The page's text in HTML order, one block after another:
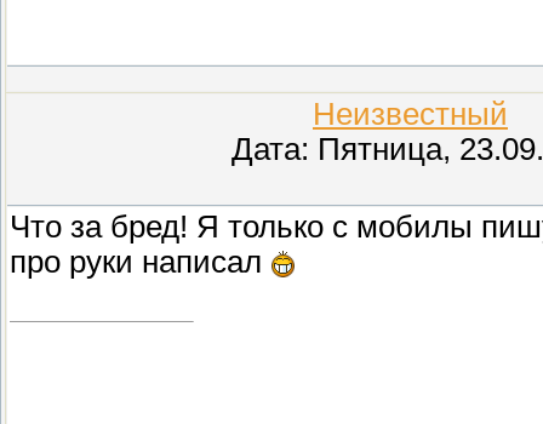
Неизвестный
Дата: Пятница,
Что за бред! Я только с мобилы
про руки написал